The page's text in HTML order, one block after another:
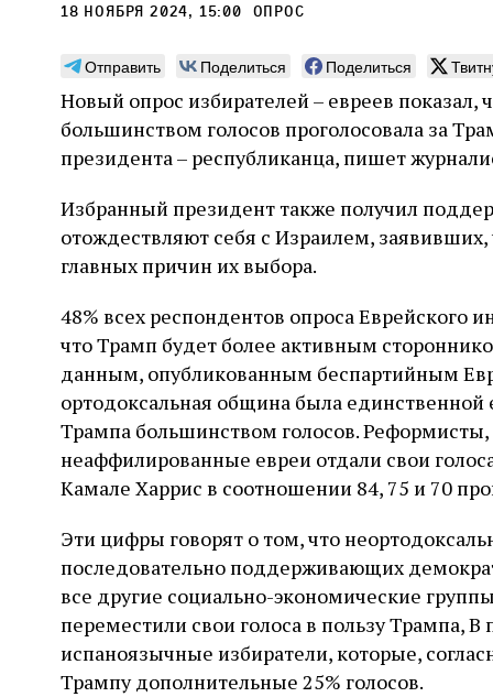
18 ноября 2024, 15:00 опрос
Отправить Поделиться Поделиться
Новый опрос избирателей – евреев
большинством голосов проголосовала за
президента – республиканца, пишет
Избранный президент также получил
отождествляют себя с Израилем,
главных причин их выбора.
48% всех респондентов опроса Еврейского
что Трамп будет более активным
данным, опубликованным беспартийным
ортодоксальная община была
Трампа большинством голосов.
неаффилированные евреи отдали свои
Камале Харрис в соотношении 84, 75 и 70
Эти цифры говорят о том, что
последовательно поддерживающих
все другие социально-экономические
переместили свои голоса в пользу Трампа, В
испаноязычные избиратели, которые,
Трампу дополнительные 25% голосов.
Погромы 1929 года:
судьбу еврейского ишува
Примерно за полторы недели до начала
погромов Ребе совершал поездку по святым
частности, Пещеру праотцев и Западную
стену. Он, несомненно, почувствовал
необычайное напряжение и сознательно
отказался приходить к Стене в Тиша бе‑Ав,
чтобы не собирать вокруг себя большое
количество хасидов и жителей города и тем
самым не усиливать напряжённость
5 августа Проверено временем
Александр
Ицкович
По
день